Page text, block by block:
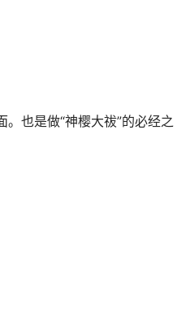
也是做“神樱大祓”的必经之